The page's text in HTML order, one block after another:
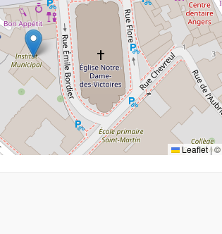
Leaflet|©